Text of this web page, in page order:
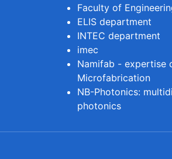
Faculty of
ELIS department
INTEC department
imec
Namifab - expertise
Microfabrication
NB-Photonics:
photonics